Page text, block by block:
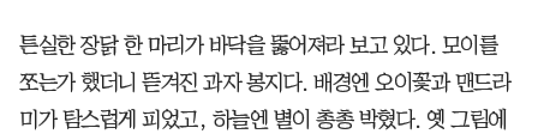
튼실한 장닭 한 마리가 바닥을 뚫어져라 보고 있다. 모이를
쪼는가 했더니 뜯겨진 과자 봉지다. 배경엔 오이꽃과 맨드라
미가 탐스럽게 피었고, 하늘엔 별이 총총 박혔다. 옛 그림에